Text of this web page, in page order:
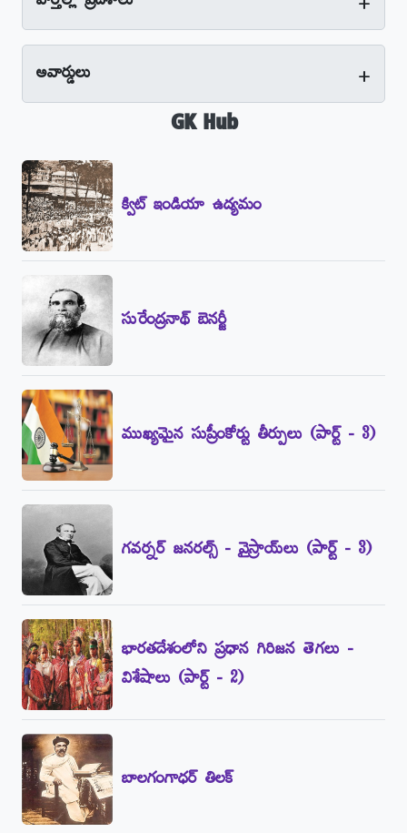
అవార్డులు +
GK Hub
క్విట్‌ ఇండియా ఉద్యమం
సురేంద్రనాథ్‌ బెనర్జీ
ముఖ్యమైన సుప్రీంకోర్టు తీర్పులు (పార్ట్‌ - 3)
గవర్నర్‌ జనరల్స్‌ - వైస్రాయ్‌లు (పార్ట్‌ - 3)
భారతదేశంలోని ప్రధాన గిరిజన తెగలు -
విశేషాలు (పార్ట్‌ - 2)
బాలగంగాధర్‌ తిలక్‌